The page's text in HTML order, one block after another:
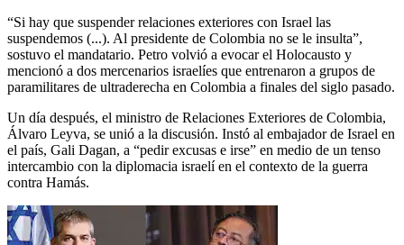
“Si hay que suspender relaciones exteriores con Israel las
suspendemos (...). Al presidente de Colombia no se le insulta”,
sostuvo el mandatario. Petro volvió a evocar el Holocausto y
mencionó a dos mercenarios israelíes que entrenaron a grupos de
paramilitares de ultraderecha en Colombia a finales del siglo pasado.
Un día después, el ministro de Relaciones Exteriores de Colombia,
Álvaro Leyva, se unió a la discusión. Instó al embajador de Israel en
el país, Gali Dagan, a “pedir excusas e irse” en medio de un tenso
intercambio con la diplomacia israelí en el contexto de la guerra
contra Hamás.